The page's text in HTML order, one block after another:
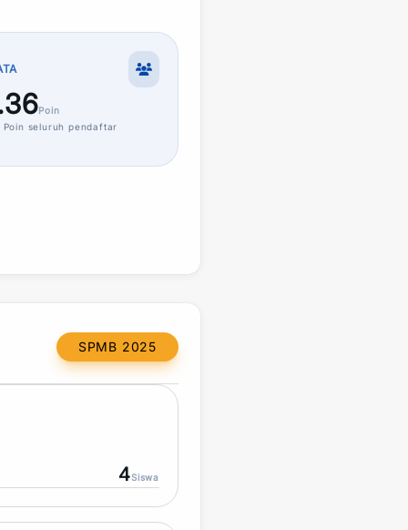
Poin
Poin seluruh pendaftar
SPMB 2025
4Siswa